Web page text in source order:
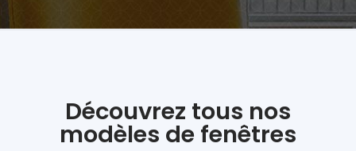
Découvrez tous nos
modèles de fenêtres